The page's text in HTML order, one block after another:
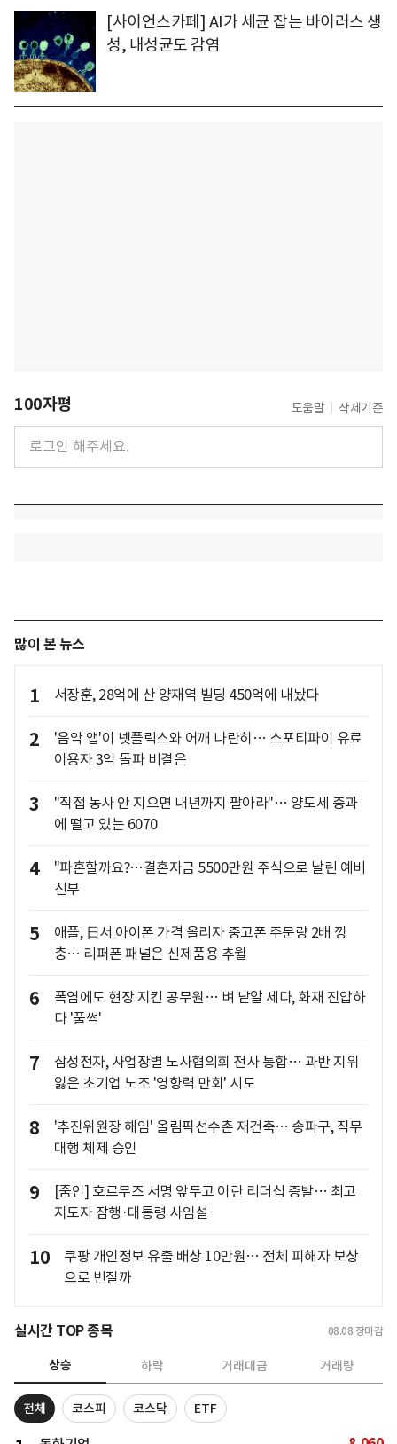
[사이언스카페] AI가 세균 잡는 바이러스 생
성, 내성균도 감염
100자평 도움말 삭제기준
많이 본 뉴스
1 서장훈, 28억에 산 양재역 빌딩 450억에 내놨다
2
'음악 앱'이 넷플릭스와 어깨 나란히… 스포티파이 유료
이용자 3억 돌파 비결은
3
"직접 농사 안 지으면 내년까지 팔아라"… 양도세 중과
에 떨고 있는 6070
4
"파혼할까요?…결혼자금 5500만원 주식으로 날린 예비
신부
5
애플, 日서 아이폰 가격 올리자 중고폰 주문량 2배 껑
충… 리퍼폰 패널은 신제품용 추월
6
폭염에도 현장 지킨 공무원… 벼 낱알 세다, 화재 진압하
다 '풀썩'
7
삼성전자, 사업장별 노사협의회 전사 통합… 과반 지위
잃은 초기업 노조 '영향력 만회' 시도
8
'추진위원장 해임' 올림픽선수촌 재건축… 송파구, 직무
대행 체제 승인
9
[줌인] 호르무즈 서명 앞두고 이란 리더십 증발… 최고
지도자 잠행·대통령 사임설
10
쿠팡 개인정보 유출 배상 10만원… 전체 피해자 보상
으로 번질까
실시간 TOP 종목 08.08 장마감
상승 하락 거래대금 거래량
전체 코스피 코스닥 ETF